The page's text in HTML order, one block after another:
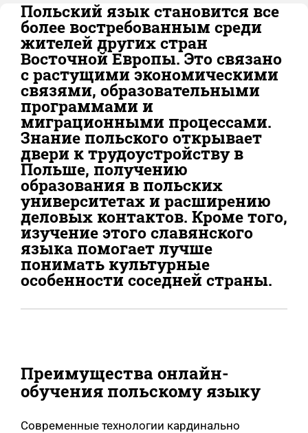
Польский язык становится все
более востребованным среди
жителей других стран
Восточной Европы. Это связано
с растущими экономическими
связями, образовательными
программами и
миграционными процессами.
Знание польского открывает
двери к трудоустройству в
Польше, получению
образования в польских
университетах и расширению
деловых контактов. Кроме того,
изучение этого славянского
языка помогает лучше
понимать культурные
особенности соседней страны.
Преимущества онлайн-
обучения польскому языку
Современные технологии кардинально